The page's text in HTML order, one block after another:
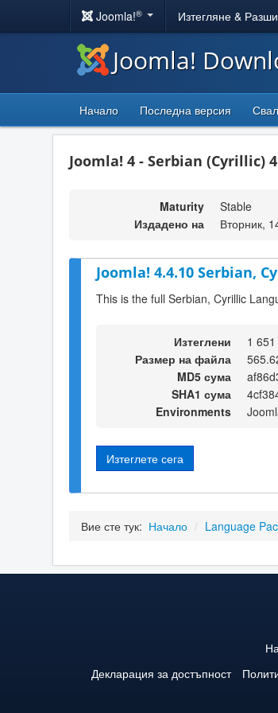
Joomla!® Изтегляне &
Joomla!
Начало Последна версия
Joomla! 4 - Serbian (Cyrillic)
Maturity
Stable
Издадено на
Вторник,
Joomla! 4.4.10 Serbian,
This is the full Serbian, Cyrillic
Изтеглени
1
Размер на файла
MD5 сума
SHA1 сума
Environments
Изтеглете сега
Вие сте тук: Начало / Language
Декларация за достъпност